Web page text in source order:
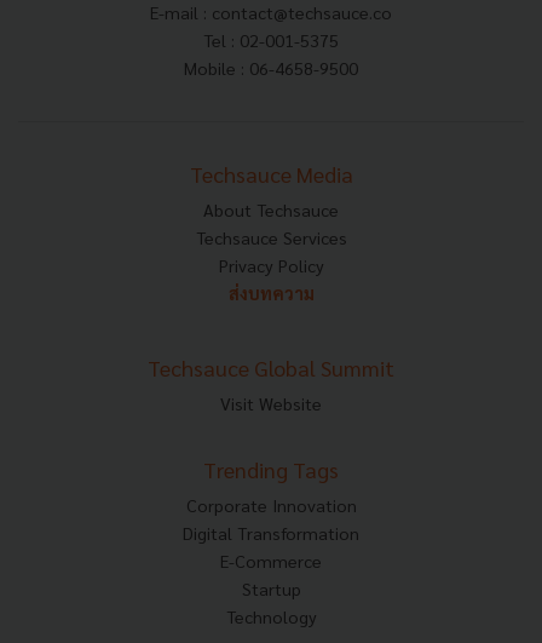
E-mail : contact@techsauce.co
Tel : 02-001-5375
Mobile : 06-4658-9500
Techsauce Media
About Techsauce
Techsauce Services
Privacy Policy
ส่งบทความ
Techsauce Global Summit
Visit Website
Trending Tags
Corporate Innovation
Digital Transformation
E-Commerce
Startup
Technology